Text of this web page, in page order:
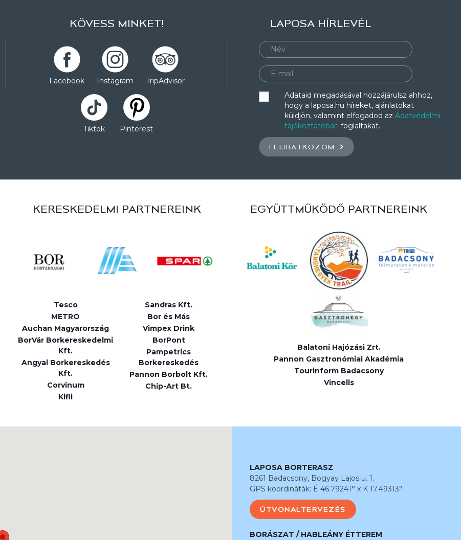
KÖVESS MINKET!
Facebook Instagram TripAdvisor
Tiktok Pinterest
LAPOSA HÍRLEVÉL
Adataid megadásával hozzájárulsz ahhoz,
hogy a laposa.hu híreket, ajánlatokat
küldjön, valamint elfogadod az Adatvédelmi
tájékoztatóban foglaltakat.
FELIRATKOZOM
KERESKEDELMI PARTNEREINK
Tesco
METRO
Auchan Magyarország
BorVár Borkereskedelmi
Kft.
Angyal Borkereskedés
Kft.
Corvinum
Kifli
Sandras Kft.
Bor és Más
Vimpex Drink
BorPont
Pampetrics
Borkereskedés
Pannon Borbolt Kft.
Chip-Art Bt.
EGYÜTTMŰKÖDŐ PARTNEREINK
Balatoni Hajózási Zrt.
Pannon Gasztronómiai Akadémia
Tourinform Badacsony
Vincells
LAPOSA BORTERASZ
8261 Badacsony, Bogyay Lajos u. 1.
GPS koordináták: É 46.79241° x K 17.49313°
ÚTVONALTERVEZÉS
BORÁSZAT / HABLEÁNY ÉTTEREM